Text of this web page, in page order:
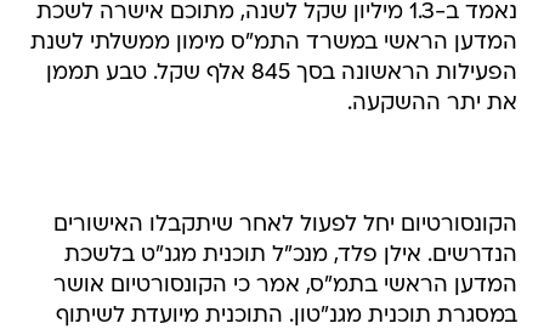
נאמד ב-1.3 מיליון שקל לשנה, מתוכם אישרה לשכת
המדען הראשי במשרד התמ"ס מימון ממשלתי לשנת
הפעילות הראשונה בסך 845 אלף שקל. טבע תממן
את יתר ההשקעה.
הקונסורטיום יחל לפעול לאחר שיתקבלו האישורים
הנדרשים. אילן פלד, מנכ"ל תוכנית מגנ"ט בלשכת
המדען הראשי בתמ"ס, אמר כי הקונסורטיום אושר
במסגרת תוכנית מגנ"טון. התוכנית מיועדת לשיתוף